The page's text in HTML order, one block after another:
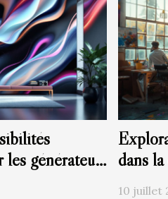
les générateurs dans
10 juillet